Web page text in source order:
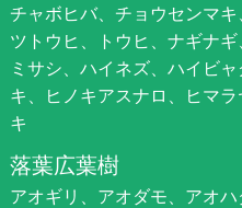
チャボヒバ、チョウセンマキ
ツトウヒ、トウヒ、ナギナ
ミサシ、ハイネズ、ハイビ
キ、ヒノキアスナロ、ヒマ
キ
落葉広葉樹
アオギリ、アオダモ、アオ